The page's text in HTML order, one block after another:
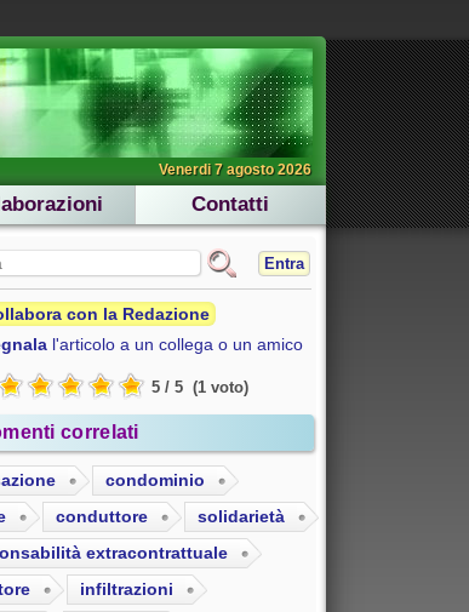
Venerdi 7 agosto 2026
Contatti
Entra
con la Redazione
l'articolo a un collega o un amico
5 / 5 (1 voto)
correlati
condominio
conduttore
solidarietà
extracontrattuale
infiltrazioni